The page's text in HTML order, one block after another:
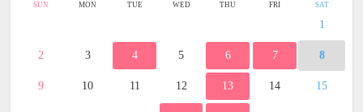
SUN MON TUE WED THU FRI SAT
1
2 3 4 5 6 7 8
9 10 11 12 13 14 15